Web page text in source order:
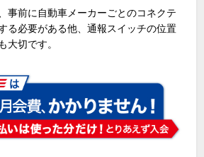
事前に自動車メーカーごとのコネクテ
る必要がある他、通報スイッチの位置
大切です。